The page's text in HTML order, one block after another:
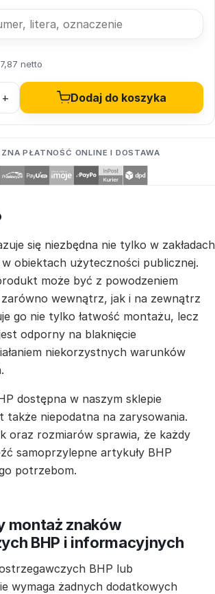
netto
+ Dodaj do koszyka
PŁATNOŚĆ ONLINE I DOSTAWA
się niezbędna nie tylko w zakładach
obiektach użyteczności publicznej.
może być z powodzeniem
wewnątrz, jak i na zewnątrz
go nie tylko łatwość montażu, lecz
odporny na blaknięcie
niekorzystnych warunków
dostępna w naszym sklepie
także niepodatna na zarysowania.
oraz rozmiarów sprawia, że każdy
samoprzylepne artykuły BHP
potrzebom.
montaż znaków
BHP i informacyjnych
BHP lub
wymaga żadnych dodatkowych